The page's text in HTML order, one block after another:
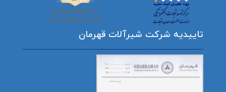
تاییدیه شرکت شیرآلات قهرمان